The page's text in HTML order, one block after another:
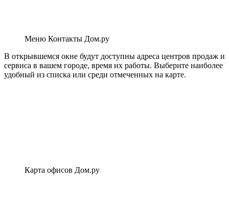
Меню Контакты Дом.ру
В открывшемся окне будут доступны адреса центров продаж и
сервиса в вашем городе, время их работы. Выберите наиболее
удобный из списка или среди отмеченных на карте.
Карта офисов Дом.ру